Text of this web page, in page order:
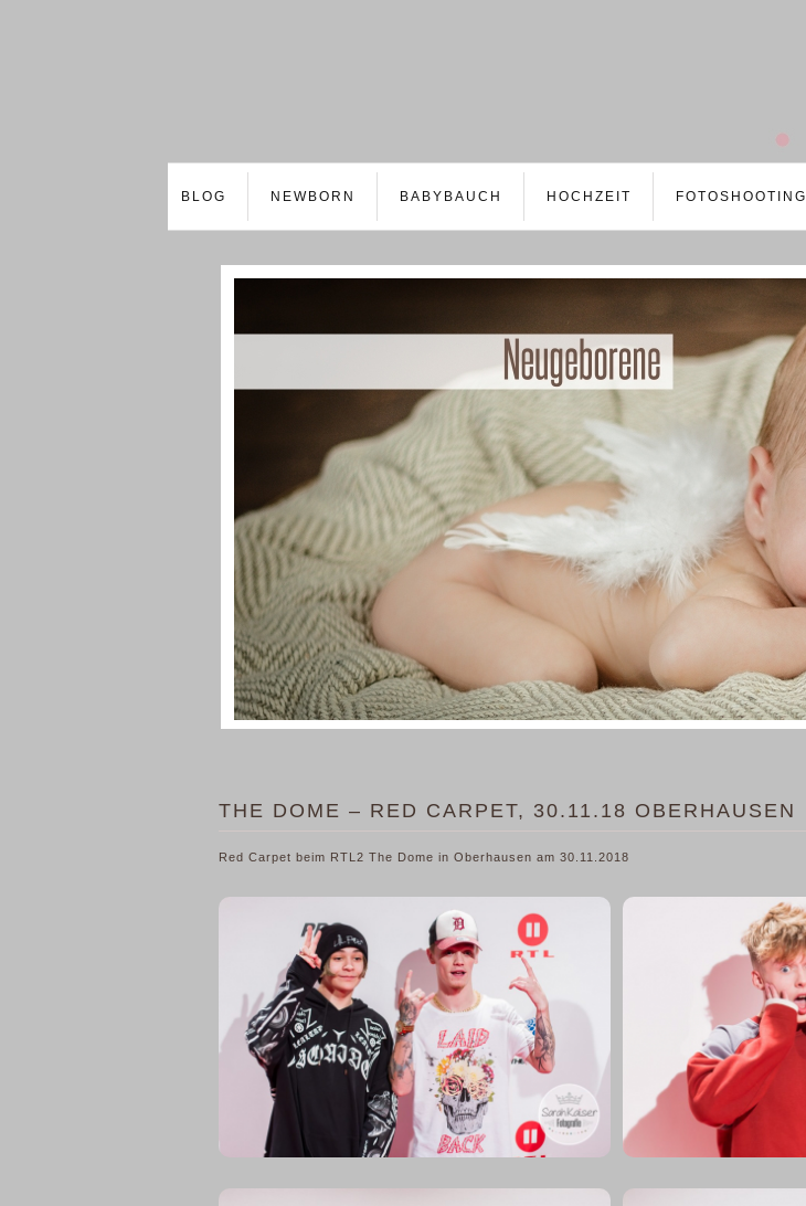
BLOG NEWBORN BABYBAUCH HOCHZEIT FOTOSHOOTING
THE DOME – RED CARPET, 30.11.18 OBERHAUSEN
Red Carpet beim RTL2 The Dome in Oberhausen am 30.11.2018